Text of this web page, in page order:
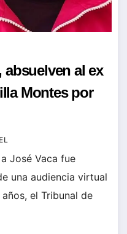
absuelven al ex
Montes por
José Vaca fue
una audiencia virtual
el Tribunal de